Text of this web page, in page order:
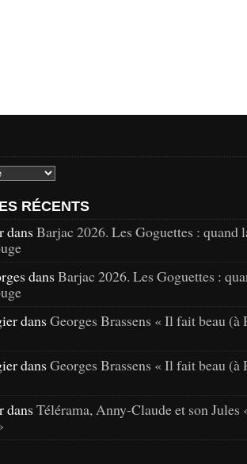
RÉCENTS
dans Barjac 2026. Les Goguettes : quand
dans Barjac 2026. Les Goguettes :
dans Georges Brassens « Il fait beau (à
dans Georges Brassens « Il fait beau (à
dans Télérama, Anny-Claude et son Jules